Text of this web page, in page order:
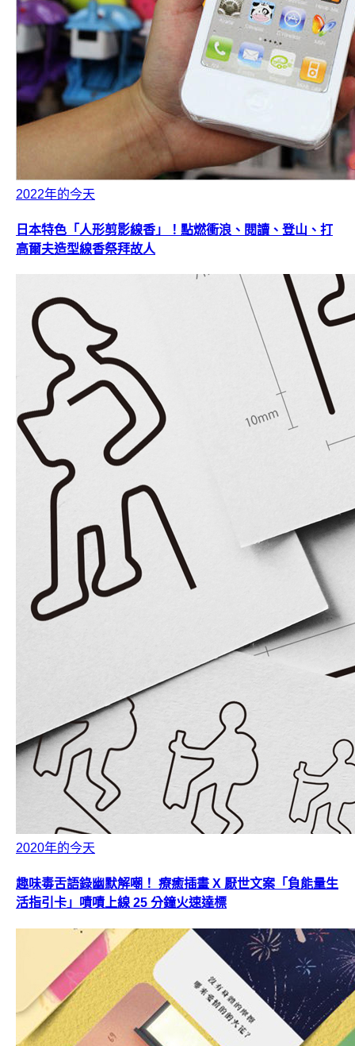
2022年的今天
日本特色「人形剪影線香」！點燃衝浪、閱讀、登山、打
高爾夫造型線香祭拜故人
2020年的今天
趣味毒舌語錄幽默解嘲！ 療癒插畫 X 厭世文案「負能量生
活指引卡」嘖嘖上線 25 分鐘火速達標